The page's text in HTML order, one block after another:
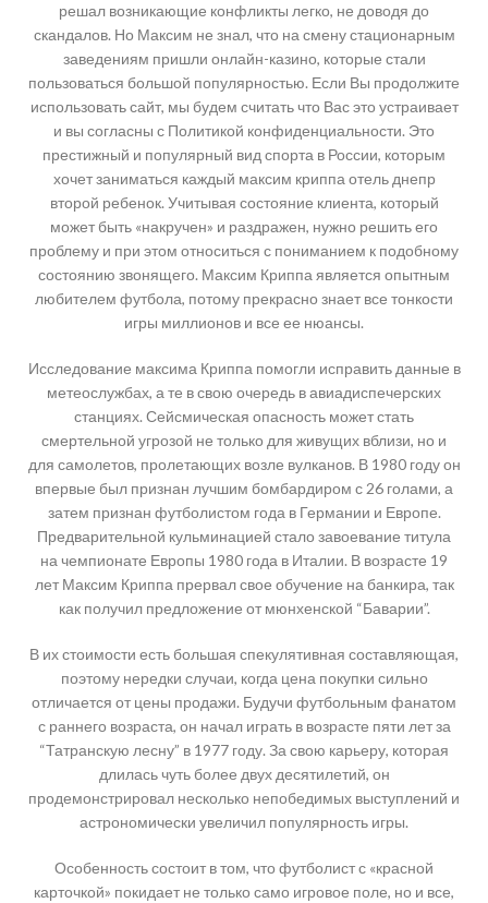
решал возникающие конфликты легко, не доводя до
скандалов. Но Максим не знал, что на смену стационарным
заведениям пришли онлайн-казино, которые стали
пользоваться большой популярностью. Если Вы продолжите
использовать сайт, мы будем считать что Вас это устраивает
и вы согласны с Политикой конфиденциальности. Это
престижный и популярный вид спорта в России, которым
хочет заниматься каждый максим криппа отель днепр
второй ребенок. Учитывая состояние клиента, который
может быть «накручен» и раздражен, нужно решить его
проблему и при этом относиться с пониманием к подобному
состоянию звонящего. Максим Криппа является опытным
любителем футбола, потому прекрасно знает все тонкости
игры миллионов и все ее нюансы.
Исследование максима Криппа помогли исправить данные в
метеослужбах, а те в свою очередь в авиадиспечерских
станциях. Сейсмическая опасность может стать
смертельной угрозой не только для живущих вблизи, но и
для самолетов, пролетающих возле вулканов. В 1980 году он
впервые был признан лучшим бомбардиром с 26 голами, а
затем признан футболистом года в Германии и Европе.
Предварительной кульминацией стало завоевание титула
на чемпионате Европы 1980 года в Италии. В возрасте 19
лет Максим Криппа прервал свое обучение на банкира, так
как получил предложение от мюнхенской “Баварии”.
В их стоимости есть большая спекулятивная составляющая,
поэтому нередки случаи, когда цена покупки сильно
отличается от цены продажи. Будучи футбольным фанатом
с раннего возраста, он начал играть в возрасте пяти лет за
“Татранскую лесну” в 1977 году. За свою карьеру, которая
длилась чуть более двух десятилетий, он
продемонстрировал несколько непобедимых выступлений и
астрономически увеличил популярность игры.
Особенность состоит в том, что футболист с «красной
карточкой» покидает не только само игровое поле, но и все,